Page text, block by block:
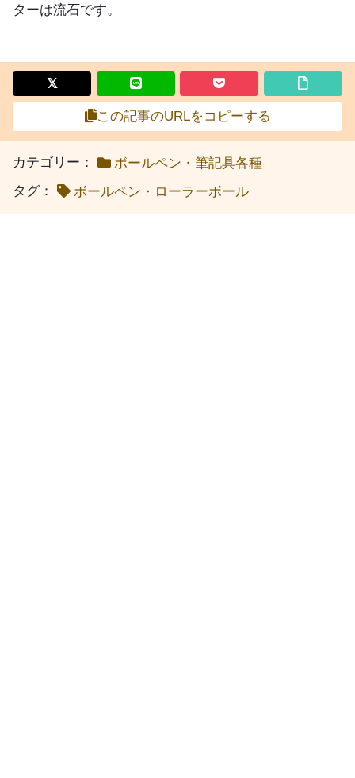
ターは流石です。
この記事のURLをコピーする
カテゴリー：
ボールペン・筆記具各種
タグ：
ボールペン・ローラーボール